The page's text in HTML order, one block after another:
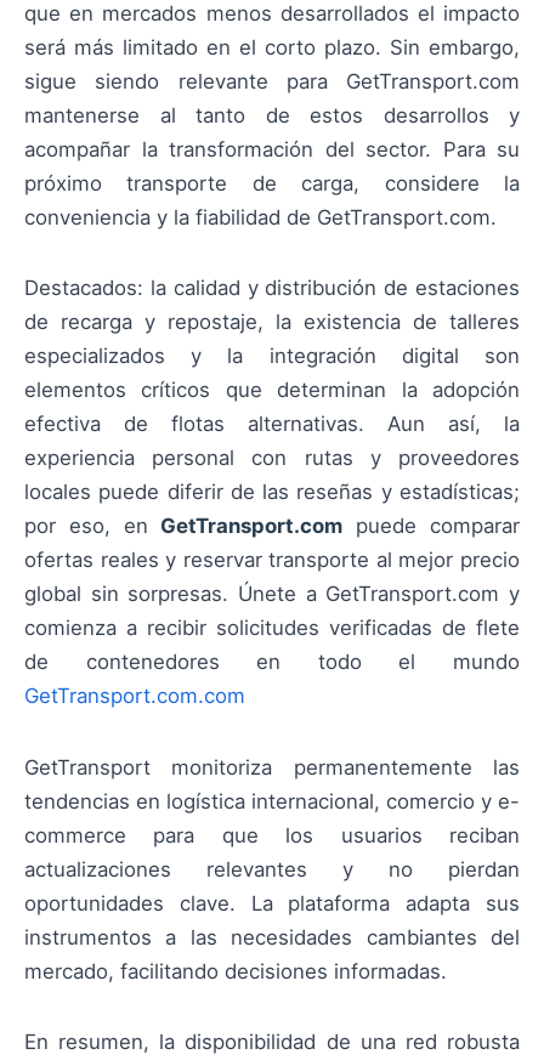
que en mercados menos desarrollados el impacto
será más limitado en el corto plazo. Sin embargo,
sigue siendo relevante para GetTransport.com
mantenerse al tanto de estos desarrollos y
acompañar la transformación del sector. Para su
próximo transporte de carga, considere la
conveniencia y la fiabilidad de GetTransport.com.
Destacados: la calidad y distribución de estaciones
de recarga y repostaje, la existencia de talleres
especializados y la integración digital son
elementos críticos que determinan la adopción
efectiva de flotas alternativas. Aun así, la
experiencia personal con rutas y proveedores
locales puede diferir de las reseñas y estadísticas;
por eso, en GetTransport.com puede comparar
ofertas reales y reservar transporte al mejor precio
global sin sorpresas. Únete a GetTransport.com y
comienza a recibir solicitudes verificadas de flete
de contenedores en todo el mundo
GetTransport.com.com
GetTransport monitoriza permanentemente las
tendencias en logística internacional, comercio y e-
commerce para que los usuarios reciban
actualizaciones relevantes y no pierdan
oportunidades clave. La plataforma adapta sus
instrumentos a las necesidades cambiantes del
mercado, facilitando decisiones informadas.
En resumen, la disponibilidad de una red robusta